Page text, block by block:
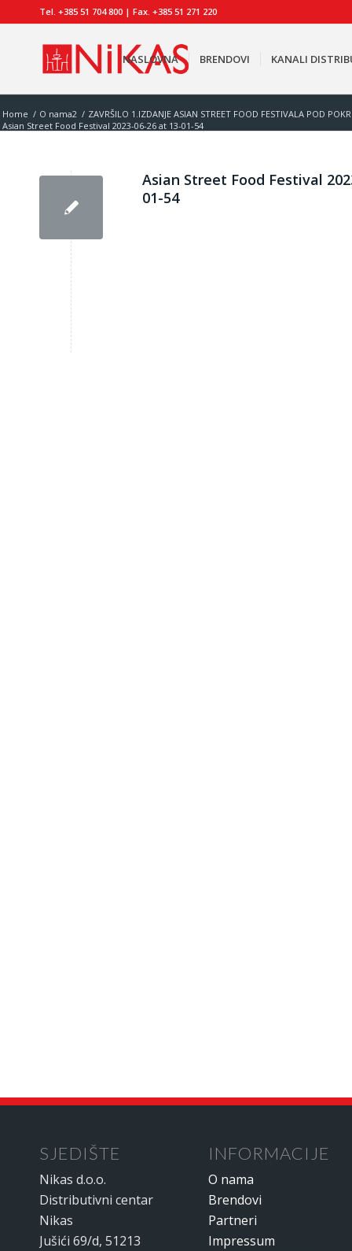
Tel. +385 51 704 800 | Fax. +385 51 271 220
NASLOVNA BRENDOVI KANALI
Home / O nama2 / ZAVRŠILO 1.IZDANJE ASIAN STREET FOOD FESTIVALA POD
Asian Street Food Festival 2023-06-26 at 13-01-54
Asian Street Food Festival
01-54
SJEDIŠTE
Nikas d.o.o.
Distributivni centar
Nikas
Jušići 69/d, 51213
INFORMACIJE
O nama
Brendovi
Partneri
Impressum